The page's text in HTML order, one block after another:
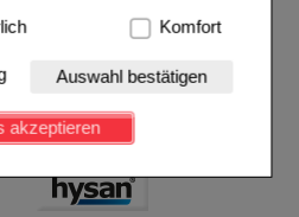
Hierbei handelt es sich um
(z.B. Navigation, Warenkorb,
auf diese nicht verzichtet
zu gestalten,
des
Komfort
Auswahl bestätigen
akzeptieren